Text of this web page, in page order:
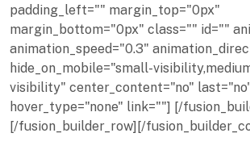
padding_left="" margin_top="0px"
margin_bottom="0px" class="" id=""
animation_speed="0.3"
hide_on_mobile="small-
visibility" center_content="no"
hover_type="none" link=""] [/
[/fusion_builder_row][/